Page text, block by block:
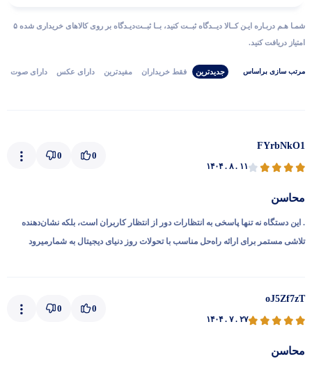
شمـا هـم دربـاره ایـن کــالا دیــدگاه ثبــت کنید، بــا ثبــت‌دیـدگاه بر روی کالاهای خریداری شده ۵
امتیاز دریافت کنید.
مرتب‌ سازی‌ بر‌اساس جدیدترین فقط‌ خریداران‌ مفیدترین دارای‌ عکس دارای‌ صوت
FYrbNkO1
۱۴۰۴ . ۸ . ۱۱
0
0
محاسن
. این دستگاه نه تنها پاسخی به انتظارات دور از انتظار کاربران است، بلکه نشان‌دهنده
تلاشی مستمر برای ارائه راه‌حل مناسب با تحولات روز دنیای دیجیتال به شمارمیرود
oJ5Zf7zT
۱۴۰۴ . ۷ . ۲۷
0
0
محاسن